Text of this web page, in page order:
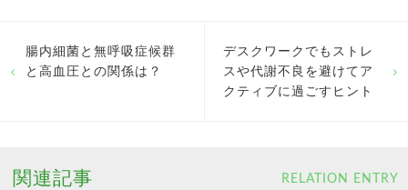
腸内細菌と無呼吸症候群
と高血圧との関係は？
デスクワークでもストレ
スや代謝不良を避けてア
クティブに過ごすヒント
関連記事 RELATION ENTRY